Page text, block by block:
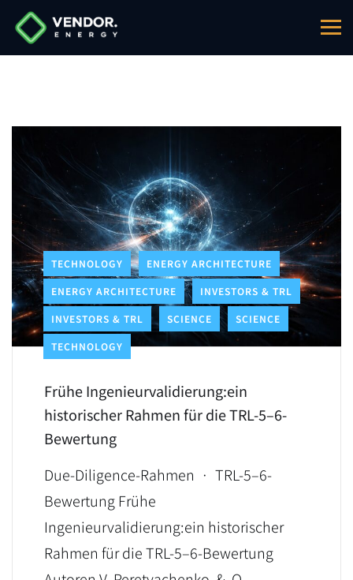
TECHNOLOGY ENERGY ARCHITECTURE
ENERGY ARCHITECTURE INVESTORS & TRL
INVESTORS & TRL SCIENCE SCIENCE
TECHNOLOGY
Frühe Ingenieurvalidierung:ein
historischer Rahmen für die TRL-5–6-
Bewertung
Due-Diligence-Rahmen · TRL-5–6-
Bewertung Frühe
Ingenieurvalidierung:ein historischer
Rahmen für die TRL-5–6-Bewertung